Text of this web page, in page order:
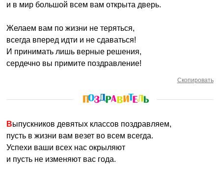
и в мир большой всем вам открыта дверь.
Желаем вам по жизни не теряться,
всегда вперед идти и не сдаваться!
И принимать лишь верные решения,
сердечно вы примите поздравление!
Скопировать
Выпускников девятых классов поздравляем,
пусть в жизни вам везет во всем всегда.
Успехи ваши всех нас окрыляют
и пусть не изменяют вас года.